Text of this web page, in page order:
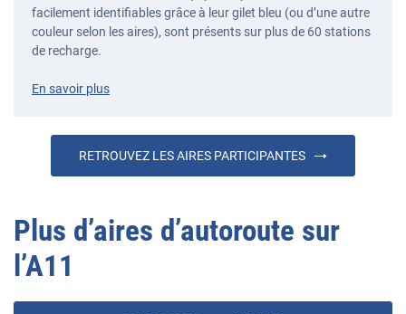
facilement identifiables grâce à leur gilet bleu (ou d’une autre
couleur selon les aires), sont présents sur plus de 60 stations
de recharge.
En savoir plus
RETROUVEZ LES AIRES PARTICIPANTES
Plus d’aires d’autoroute sur
l’A11